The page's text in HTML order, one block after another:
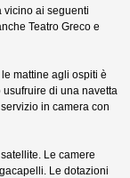
vicino ai seguenti
Teatro Greco e
mattine agli ospiti è
di una navetta
in camera con
Le camere
Le dotazioni